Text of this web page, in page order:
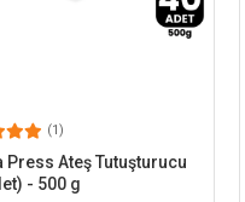
(1)
Press Ateş Tutuşturucu
- 500 g